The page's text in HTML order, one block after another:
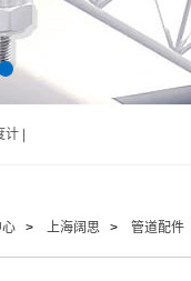
|
> 上海阔思 > 管道配件